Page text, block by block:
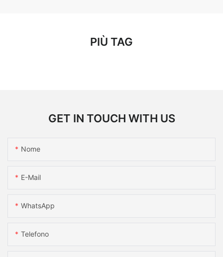
PIÙ TAG
GET IN TOUCH WITH US
Nome
E-Mail
WhatsApp
Telefono